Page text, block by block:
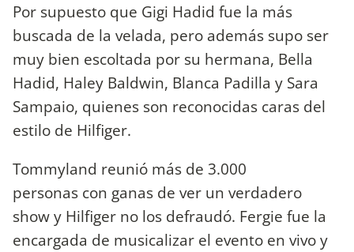
Por supuesto que Gigi Hadid fue la más
buscada de la velada, pero además supo ser
muy bien escoltada por su hermana, Bella
Hadid, Haley Baldwin, Blanca Padilla y Sara
Sampaio, quienes son reconocidas caras del
estilo de Hilfiger.
Tommyland reunió más de 3.000
personas con ganas de ver un verdadero
show y Hilfiger no los defraudó. Fergie fue la
encargada de musicalizar el evento en vivo y